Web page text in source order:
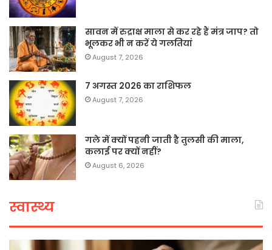
सावन में रुद्राक्ष माला से कर रहे हैं मंत्र जाप? तो
भूलकर भी न करें ये गलतियां
August 7, 2026
7 अगस्त 2026 का राशिफल
August 7, 2026
गले में क्यों पहनी जाती है तुलसी की माला,
कलाई पर क्यों नहीं?
August 6, 2026
स्वास्थ्य